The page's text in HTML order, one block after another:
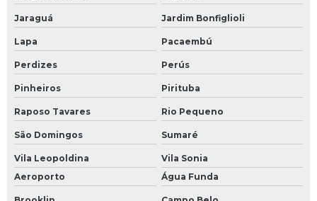
Jaraguá Jardim Bonfiglioli
Lapa Pacaembú
Perdizes Perús
Pinheiros Pirituba
Raposo Tavares Rio Pequeno
São Domingos Sumaré
Vila Leopoldina
Vila Sonia
Aeroporto
Água Funda